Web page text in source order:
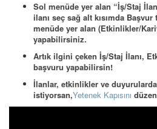
Sol menüde yer alan “İş/Staj
ilanı seç sağ alt kısımda Başvur
menüde yer alan (Etkinlikler/
yapabilirsiniz.
Artık ilgini çeken İş/Staj İlanı,
başvuru yapabilirsin!
İlanlar, etkinlikler ve
istiyorsan,Yetenek Kapısını